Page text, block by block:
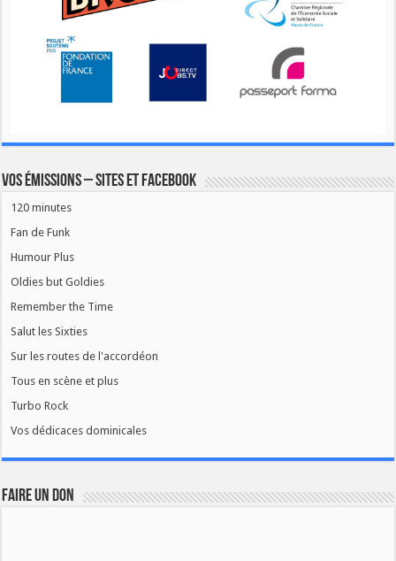
Vos émissions – Sites et Facebook
120 minutes
Fan de Funk
Humour Plus
Oldies but Goldies
Remember the Time
Salut les Sixties
Sur les routes de l'accordéon
Tous en scène et plus
Turbo Rock
Vos dédicaces dominicales
FAIRE UN DON